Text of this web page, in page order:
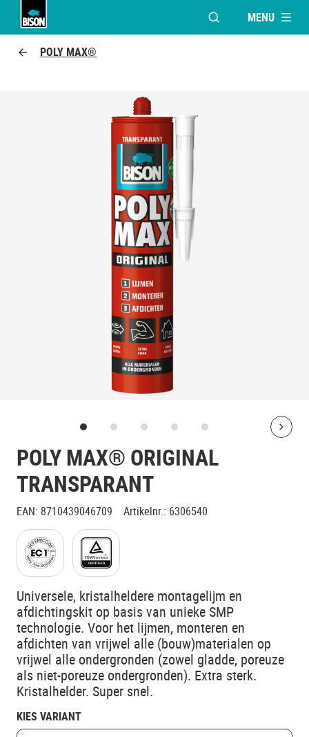
VENSTER OPENEN
MENU
POLY MAX®
POLY MAX® ORIGINAL
TRANSPARANT
EAN: 8710439046709 Artikelnr.: 6306540
Universele, kristalheldere montagelijm en
afdichtingskit op basis van unieke SMP
technologie. Voor het lijmen, monteren en
afdichten van vrijwel alle (bouw)materialen op
vrijwel alle ondergronden (zowel gladde, poreuze
als niet-poreuze ondergronden). Extra sterk.
Kristalhelder. Super snel.
KIES VARIANT